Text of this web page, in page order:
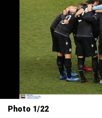
Photo 1/22